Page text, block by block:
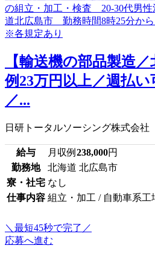
【輸送機の部品製造
例23万円以上／週払い
／...
日研トータルソーシング株式会社
給与 月収例 238,000円
勤務地
北海道 北広島市
寮・社宅 なし
仕事内容 組立・加工 / 自動車系工
＼最短45秒で完了／
応募へ進む